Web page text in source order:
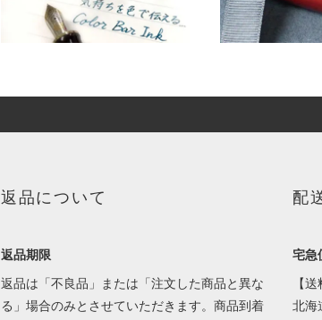
返品について
返品期限
返品は「不良品」または「注文した商品と異な
る」場合のみとさせていただきます。商品到着
配
宅急
【送
北海